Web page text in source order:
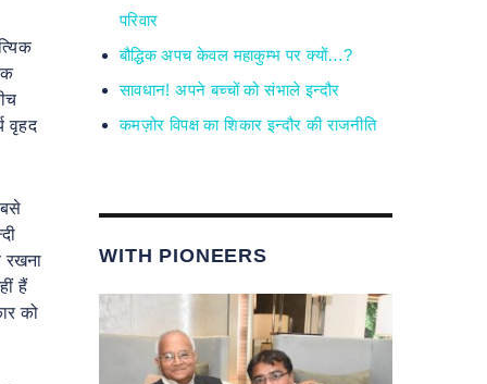
वृहद
रखना
हैं
को
परिवार
बौद्धिक अपच केवल महाकुम्भ पर क्यों…?
सावधान! अपने बच्चों को संभाले इन्दौर
कमज़ोर विपक्ष का शिकार इन्दौर की राजनीति
WITH PIONEERS